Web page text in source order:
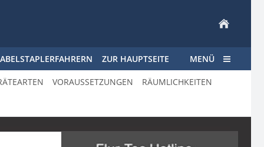
ZUR HAUPTSEITE MENÜ
VORAUSSETZUNGEN RÄUMLICHKEITEN